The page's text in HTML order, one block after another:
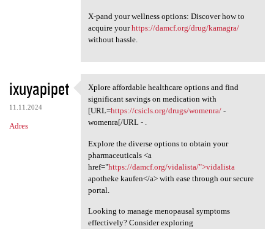
X-pand your wellness options: Discover how to
acquire yourhttps://damcf.org/drug/kamagra/
without hassle.
ixuyapipet
11.11.2024
Adres
Xplore affordable healthcare
Xplore affordable healthcare options and find
significant savings on medication with
[URL=https://csicls.org/drugs/womenra/-
womenra[/URL - .
Explore the diverse options to obtain your
pharmaceuticals <a
href="https://damcf.org/vidalista/">vidalista
apotheke kaufen</a> with ease through our secure
portal.
Looking to manage menopausal symptoms
effectively? Consider exploring